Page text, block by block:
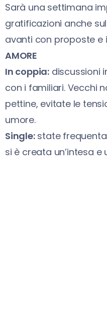
Sarà una settimana
gratificazioni anche
avanti con proposte e
AMORE
In coppia: discussioni
con i familiari. Vecchi
pettine, evitate le
umore.
Single:state
si è creata un’intesa e